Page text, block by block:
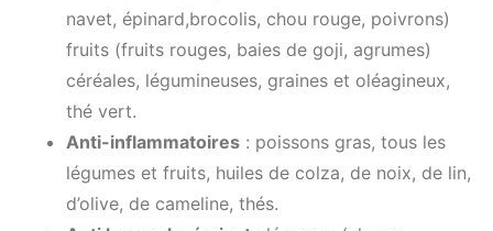
navet, épinard,brocolis, chou rouge, poivrons)
fruits (fruits rouges, baies de goji, agrumes)
céréales, légumineuses, graines et oléagineux,
thé vert.
Anti-inflammatoires : poissons gras, tous les
légumes et fruits, huiles de colza, de noix, de lin,
d’olive, de cameline, thés.